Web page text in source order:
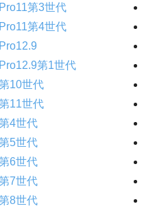
第3世代
第4世代
第1世代
10世代
11世代
4世代
5世代
6世代
7世代
8世代